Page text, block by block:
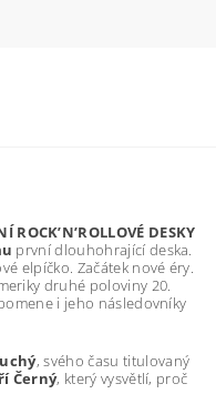
DESKY
první dlouhohrající deska.
elpíčko. Začátek nové éry.
druhé poloviny 20.
i jeho následovníky
, svého času titulovaný
Černý, který vysvětlí, proč